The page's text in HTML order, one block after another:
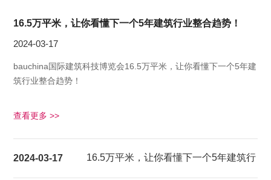
16.5万平米，让你看懂下一个5年建筑行业整合趋势！
2024-03-17
bauchina国际建筑科技博览会16.5万平米，让你看懂下一个5年建
筑行业整合趋势！
查看更多 >>
2024-03-17 16.5万平米，让你看懂下一个5年建筑行